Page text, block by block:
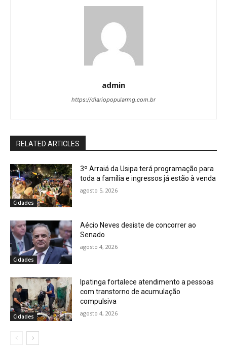
admin
https://diariopopularmg.com.br
RELATED ARTICLES
Cidades
3º Arraiá da Usipa terá programação para
toda a família e ingressos já estão à venda
agosto 5, 2026
Cidades
Aécio Neves desiste de concorrer ao
Senado
agosto 4, 2026
Cidades
Ipatinga fortalece atendimento a pessoas
com transtorno de acumulação
compulsiva
agosto 4, 2026